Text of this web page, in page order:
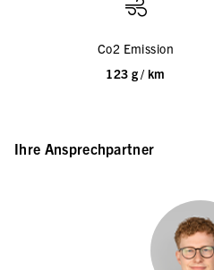
Co2 Emission
123 g / km
Ihre Ansprechpartner